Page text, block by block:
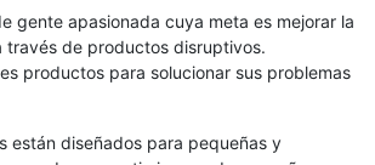
gente apasionada cuya meta es mejorar la
través de productos disruptivos.
productos para solucionar sus problemas
están diseñados para pequeñas y